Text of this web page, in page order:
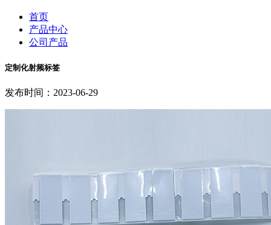
首页
产品中心
公司产品
定制化射频标签
发布时间：2023-06-29